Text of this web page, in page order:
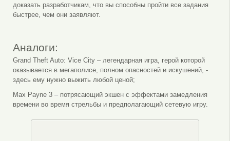
доказать разработчикам, что вы способны пройти все задания
быстрее, чем они заявляют.
Аналоги:
Grand Theft Auto: Vice City – легендарная игра, герой которой
оказывается в мегаполисе, полном опасностей и искушений, -
здесь ему нужно выжить любой ценой;
Max Payne 3 – потрясающий экшен с эффектами замедления
времени во время стрельбы и предполагающий сетевую игру.